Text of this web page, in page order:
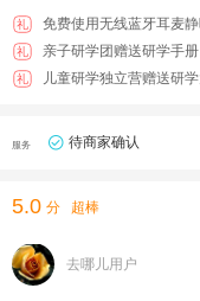
礼 免费使用无线蓝牙耳麦
礼 亲子研学团赠送研学手册
礼 儿童研学独立营赠送研
服务 待商家确认
5.0 分 超棒
去哪儿用户